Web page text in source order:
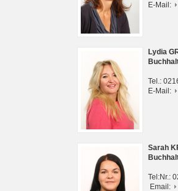
E-Mail:
Lydia
Tel.:
E-Mail:
Sarah
Tel:Nr.:
Email: